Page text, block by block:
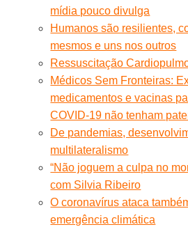
mídia pouco divulga
Humanos são resilientes,
mesmos e uns nos outros
Ressuscitação
Médicos Sem Fronteiras:
medicamentos e vacinas
COVID-19 não tenham
De pandemias,
multilateralismo
“Não joguem a culpa no
com Silvia Ribeiro
O coronavírus ataca
emergência climática